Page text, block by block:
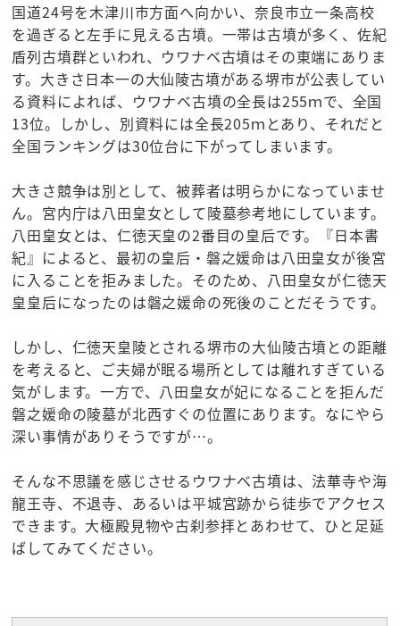
国道24号を木津川市方面へ向かい、奈良市立一条高校
を過ぎると左手に見える古墳。一帯は古墳が多く、佐紀
盾列古墳群といわれ、ウワナベ古墳はその東端にありま
す。大きさ日本一の大仙陵古墳がある堺市が公表してい
る資料によれば、ウワナベ古墳の全長は255ｍで、全国
13位。しかし、別資料には全長205ｍとあり、それだと
全国ランキングは30位台に下がってしまいます。
大きさ競争は別として、被葬者は明らかになっていませ
ん。宮内庁は八田皇女として陵墓参考地にしています。
八田皇女とは、仁徳天皇の2番目の皇后です。『日本書
紀』によると、最初の皇后・磐之媛命は八田皇女が後宮
に入ることを拒みました。そのため、八田皇女が仁徳天
皇皇后になったのは磐之媛命の死後のことだそうです。
しかし、仁徳天皇陵とされる堺市の大仙陵古墳との距離
を考えると、ご夫婦が眠る場所としては離れすぎている
気がします。一方で、八田皇女が妃になることを拒んだ
磐之媛命の陵墓が北西すぐの位置にあります。なにやら
深い事情がありそうですが…。
そんな不思議を感じさせるウワナベ古墳は、法華寺や海
龍王寺、不退寺、あるいは平城宮跡から徒歩でアクセス
できます。大極殿見物や古刹参拝とあわせて、ひと足延
ばしてみてください。